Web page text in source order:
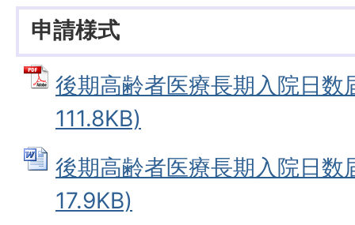
申請様式
後期高齢者医療長期入院日数
111.8KB)
後期高齢者医療長期入院日
17.9KB)